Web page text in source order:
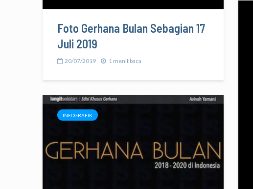
Foto Gerhana Bulan Sebagian 17
Juli 2019
20/07/2019 1 menit baca
INFOGRAFIK